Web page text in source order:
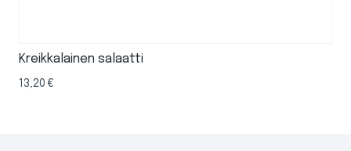
Kreikkalainen salaatti
13,20 €